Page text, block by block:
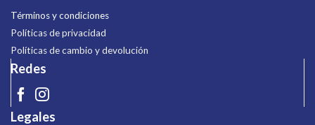
Términos y condiciones
Políticas de privacidad
Políticas de cambio y devolución
Redes
Legales